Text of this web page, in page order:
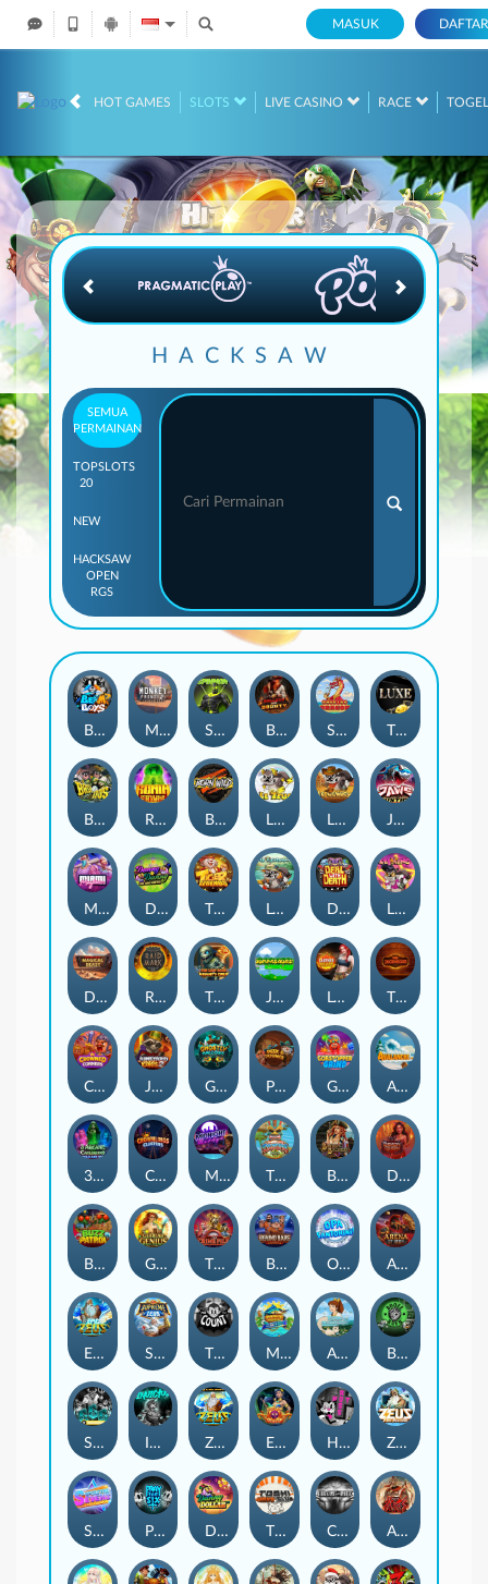
MASUK DAFTAR
HOT GAMES SLOTS LIVE CASINO RACE
IDR
HACKSAW
SEMUA
PERMAINAN
TOP
20
SLOTS
NEW
HACKSAW
OPEN
RGS
Beam Boys Monkey Frenzy 2: Boss is Here! Spinman BULLETS AND BOUNTY SMOKING DRAGON The Luxe
BASH BROS Ronin Stackways Born Wild LE ZEUS LE COWBOY JAWS OF JUSTICE
MIAMI MAYHEM DONNY AND DANNY TIGER LEGENDS Le Fisherman DEAL WITH DEATH LE KING
Darkside Prairie: Magical Beast Raidmark The Lost Book of Mummy’s Curse Jumpasaurs Leatherheads The Jack & Rose
Crowned Corners Junkyard Kings 2 Ghostly Hallows Peek & Pounce Gobstopper Grind Avalanche
3 Arcane Cauldrons Crownlings Clusters Midnight Mirage Tikitopia BoosterBelt Bonnie's Buccaneers Demon Queen
Buzz Patrol Gearlab Genius The Crime File Behind Bars: Masterplan Opa Santorini! Arena of Iron
Epic Ze Zeus Supreme Zeus THE COUNT MARLIN MASTERS: THE BIG HAUL Aiko and the Wind Spirit Booze Bash
SixSixSix Invictus Ze Zeus Eye of Medusa Hot Ross Zeus Ze Zecond
Superstar Sevens PRAY FOR SIX Danny Dollar TOSHI WAYS CLUB CIRCLE OF LIFE ARMY OF ARES